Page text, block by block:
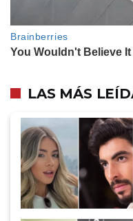
LAS MÁS